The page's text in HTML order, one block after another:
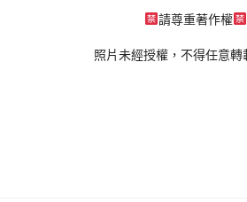
請尊重著作權
照片未經授權，不得任意轉